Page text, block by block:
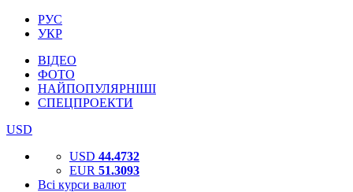
РУС
УКР
ВІДЕО
ФОТО
НАЙПОПУЛЯРНІШІ
СПЕЦПРОЕКТИ
USD
USD 44.4732
EUR 51.3093
Всі курси валют